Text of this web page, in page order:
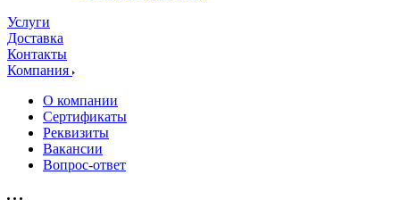
Услуги
Доставка
Контакты
Компания
О компании
Сертификаты
Реквизиты
Вакансии
Вопрос-ответ